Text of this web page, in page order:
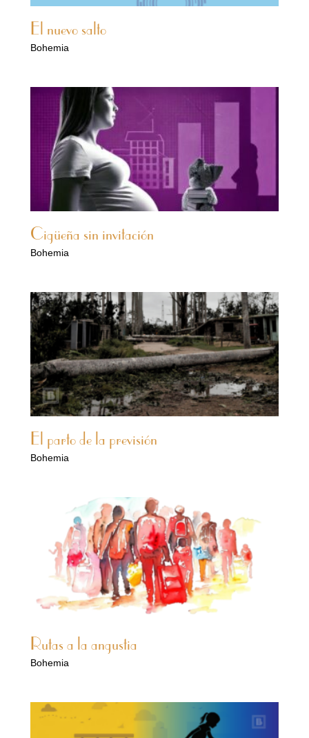
El nuevo salto
Bohemia
Cigüeña sin invitación
Bohemia
El parto de la previsión
Bohemia
Rutas a la angustia
Bohemia